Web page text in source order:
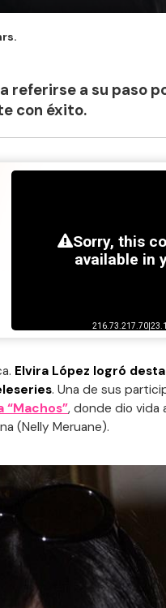
referirse a su paso
con éxito.
Elvira López logró
. Una de sus
“Machos”, donde dio vida
(Nelly Meruane).